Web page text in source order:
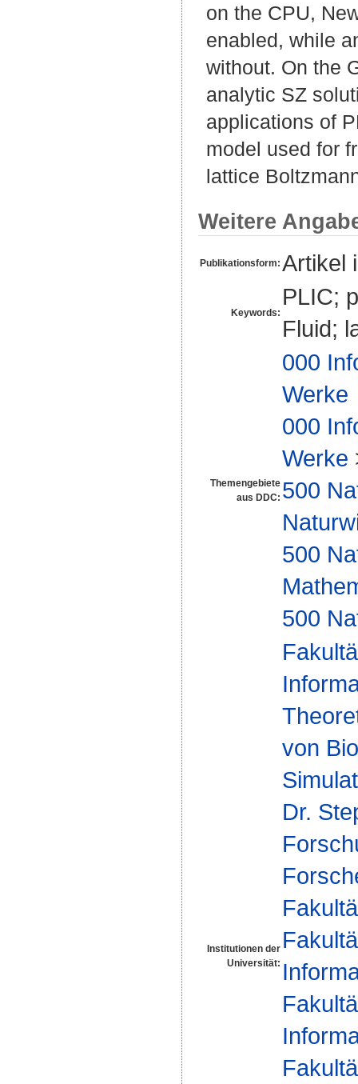
on the CPU,
enabled, while
without. On the
analytic SZ
applications of
model used for
lattice
Weitere
Publikationsform: Artikel
Keywords:
PLIC;
Fluid;
Themengebiete
aus DDC:
000
Werke
000
Werke
500
500
500
Institutionen der
Universität:
von
Dr.